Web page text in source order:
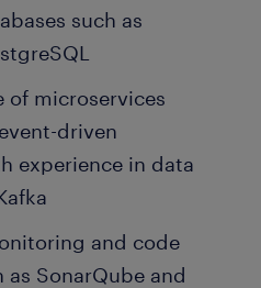
such as
of microservices
driven
experience in data
and code
SonarQube and